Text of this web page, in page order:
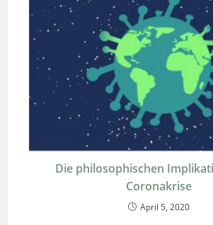
Die philosophischen
Coronakrise
April 5, 2020